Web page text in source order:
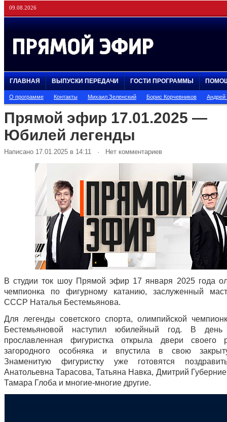
09.08.2026
ГЛАВНАЯ ВЫПУСКИ ПЕРЕДАЧИ ГОСТИ ПРОГРАММЫ
О программе Контакты Михаил Зеленский Борис Корчевников
Прямой эфир 17.01.2025 —
Юбилей легенды
Написано 17.01.2025 в 14:11 · Нет комментариев
В студии ток шоу Прямой эфир 17 января 2025 года
чемпионка по фигурному катанию, заслуженный
СССР Наталья Бестемьянова.
Для легенды советского спорта, олимпийской
Бестемьяновой наступил юбилейный год. В день
прославленная фигуристка открыла двери своего
загородного особняка и впустила в свою
Знаменитую фигуристку уже готовятся
Анатольевна Тарасова, Татьяна Навка, Дмитрий
Тамара Глоба и многие-многие другие.